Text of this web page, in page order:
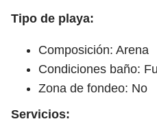
Tipo de playa:
Composición: Arena
Condiciones baño:
Zona de fondeo: No
Servicios: